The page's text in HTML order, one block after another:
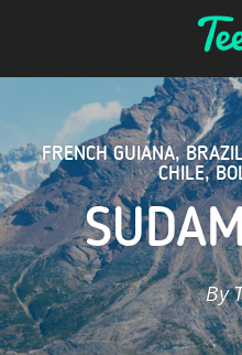
FRENCH GUIANA,
CHILE,
By